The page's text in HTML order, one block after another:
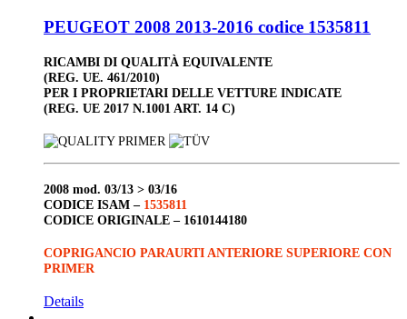
PEUGEOT 2008 2013-2016 codice 1535811
RICAMBI DI QUALITÀ EQUIVALENTE
(REG. UE. 461/2010)
PER I PROPRIETARI DELLE VETTURE INDICATE
(REG. UE 2017 N.1001 ART. 14 C)
2008 mod. 03/13 > 03/16
CODICE ISAM – 1535811
CODICE ORIGINALE – 1610144180
COPRIGANCIO PARAURTI ANTERIORE SUPERIORE CON
PRIMER
Details